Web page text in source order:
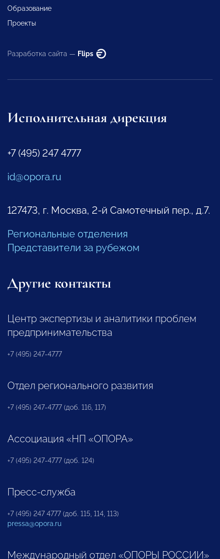
Образование
Проекты
Разработка сайта — Flips
Исполнительная дирекция
+7 (495) 247 4777
id@opora.ru
127473, г. Москва, 2-й Самотечный пер., д.7.
Региональные отделения
Представители за рубежом
Другие контакты
Центр экспертизы и аналитики проблем
предпринимательства
+7 (495) 247-4777
Отдел регионального развития
+7 (495) 247-4777 (доб. 116, 117)
Ассоциация «НП «ОПОРА»
+7 (495) 247-4777 (доб. 124)
Пресс-служба
+7 (495) 247 4777 (доб. 115, 114, 113)
pressa@opora.ru
Международный отдел «ОПОРЫ РОССИИ»